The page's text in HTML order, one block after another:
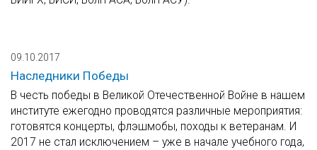
09.10.2017
Наследники Победы
В честь победы в Великой Отечественной Войне в нашем
институте ежегодно проводятся различные мероприятия:
готовятся концерты, флэшмобы, походы к ветеранам. И
2017 не стал исключением – уже в начале учебного года,